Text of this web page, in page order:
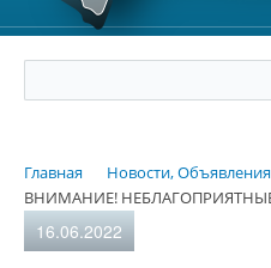
Главная
Новости, Объявления
ВНИМАНИЕ!
16.06.2022